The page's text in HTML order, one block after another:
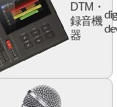
DTM・
録音機
器